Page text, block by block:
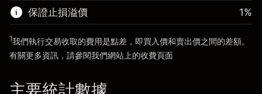
前往平台
來自杠杆的資金 - 美元（大約值）
前往平台
保證止損溢價 1%
1我們執行交易收取的費用是點差，即買入價和賣出價之間的差額。
有關更多資訊，請參閱我們網站上的收費頁面
主要統計數據